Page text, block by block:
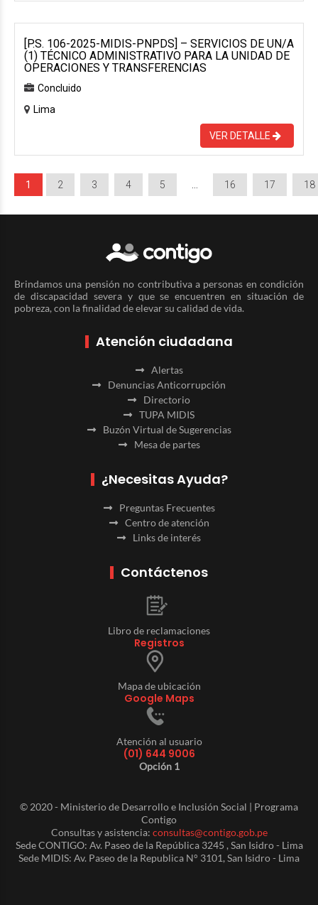
[P.S. 106-2025-MIDIS-PNPDS] – SERVICIOS DE UN/A
(1) TÉCNICO ADMINISTRATIVO PARA LA UNIDAD DE
OPERACIONES Y TRANSFERENCIAS
Concluido
Lima
VER DETALLE
1 2 3 4 5 16 17 18
Brindamos una pensión no contributiva a personas en condición
de discapacidad severa y que se encuentren en situación de
pobreza, con la finalidad de elevar su calidad de vida.
Atención ciudadana
Alertas
Denuncias Anticorrupción
Directorio
TUPA MIDIS
Buzón Virtual de Sugerencias
Mesa de partes
¿Necesitas Ayuda?
Preguntas Frecuentes
Centro de atención
Links de interés
Contáctenos
Libro de reclamaciones
Registros
Mapa de ubicación
Google Maps
Atención al usuario
(01) 644 9006
Opción 1
© 2020 - Ministerio de Desarrollo e Inclusión Social | Programa
Contigo
Consultas y asistencia: consultas@contigo.gob.pe
Sede CONTIGO: Av. Paseo de la República 3245 , San Isidro - Lima
Sede MIDIS: Av. Paseo de la Republica N° 3101, San Isidro - Lima